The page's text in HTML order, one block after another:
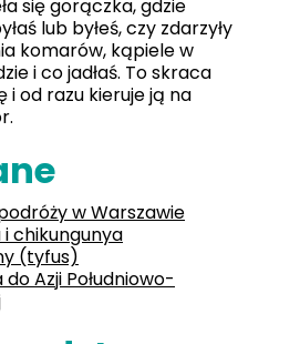
się gorączka, gdzie
lub byłeś, czy zdarzyły
komarów, kąpiele w
i co jadłaś. To skraca
i od razu kieruje ją na
w Warszawie
i chikungunya
(tyfus)
Azji Południowo-